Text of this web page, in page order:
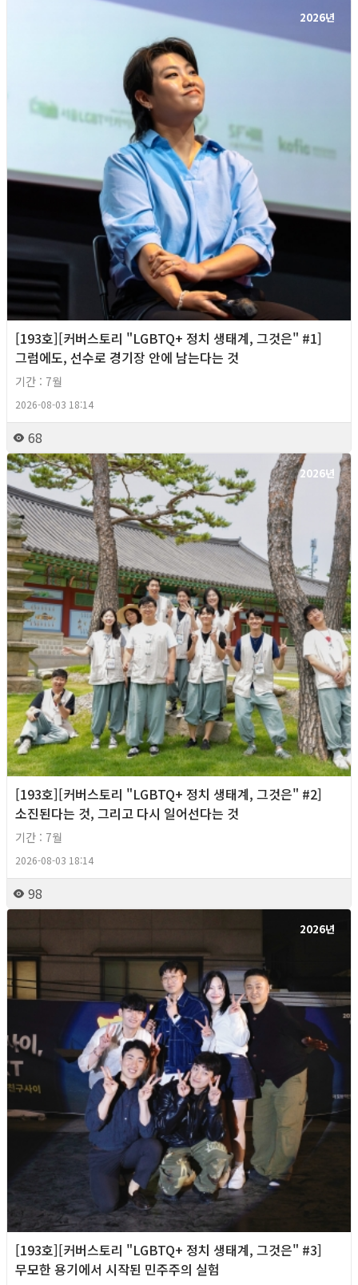
2026년
[193호][커버스토리 "LGBTQ+ 정치 생태계, 그것은" #1]
그럼에도, 선수로 경기장 안에 남는다는 것
기간 : 7월
2026-08-03 18:14
68
2026년
[193호][커버스토리 "LGBTQ+ 정치 생태계, 그것은" #2]
소진된다는 것, 그리고 다시 일어선다는 것
기간 : 7월
2026-08-03 18:14
98
2026년
[193호][커버스토리 "LGBTQ+ 정치 생태계, 그것은" #3]
무모한 용기에서 시작된 민주주의 실험